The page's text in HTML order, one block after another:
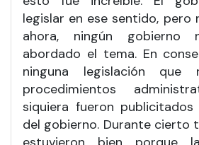
legislar en ese sentido, pero
ahora, ningún gobierno
abordado el tema. En
ninguna legislación que
procedimientos
siquiera fueron
del gobierno. Durante cierto